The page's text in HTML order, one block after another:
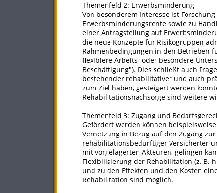
Themenfeld 2: Erwerbsminderung
Von besonderem Interesse ist
Erwerbsminderungsrente sowie zu
einer Antragstellung auf
die neue Konzepte für Risikogruppen
Rahmenbedingungen in den Betrieben
flexiblere ­Arbeits- oder besondere
Beschäftigung"). Dies schließt auch
bestehender rehabilitativer und auch
zum Ziel haben, gesteigert werden
Rehabilitationsnachsorge sind weitere
Themenfeld 3: Zugang und
Gefördert werden können
Vernetzung in Bezug auf den Zugang
rehabilitationsbedürftiger Versicherter
mit vorgelagerten Akteuren, gelingen
Flexibilisierung der Rehabilitation (z. B.
und zu den Effekten und den Kosten
Rehabilitation sind möglich.